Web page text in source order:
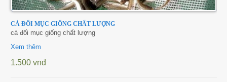
CÁ ĐỐI MỤC GIỐNG CHẤT LƯỢNG
cá đối mục giống chất lượng
Xem thêm
1.500 vnđ